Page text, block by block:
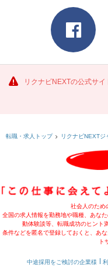
リクナビNEXTの公式サ
転職・求人トップ リクナビNEXTジ
社会人のため
全国の求人情報を勤務地や職種、あな
動体験談等、転職成功のヒント
条件などを匿名で登録しておくと、あ
ト
中途採用をご検討の企業様